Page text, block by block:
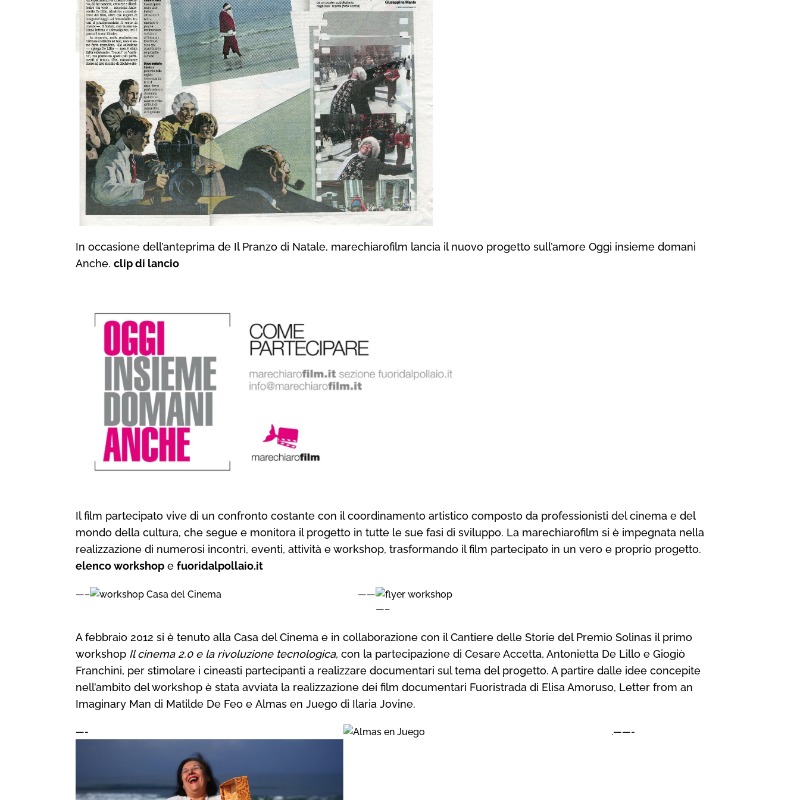
In occasione dell’anteprima de Il Pranzo di Natale, marechiarofilm lancia il nuovo progetto sull’amore Oggi insieme domani
Anche. clip di lancio
Il film partecipato vive di un confronto costante con il coordinamento artistico composto da professionisti del cinema e del
mondo della cultura, che segue e monitora il progetto in tutte le sue fasi di sviluppo. La marechiarofilm si è impegnata nella
realizzazione di numerosi incontri, eventi, attività e workshop, trasformando il film partecipato in un vero e proprio progetto.
elenco workshop e fuoridalpollaio.it
—–
——
—–
Afebbraio 2012 si è tenuto alla Casa del Cinema e in collaborazione con il Cantiere delle Storie del Premio Solinas il primo
workshop Il cinema 2.0 e la rivoluzione tecnologica, con la partecipazione di Cesare Accetta, Antonietta De Lillo e Giogiò
Franchini, per stimolare i cineasti partecipanti a realizzare documentari sul tema del progetto. A partire dalle idee concepite
nell’ambito del workshop è stata avviata la realizzazione dei film documentari Fuoristrada di Elisa Amoruso, Letter from an
Imaginary Man di Matilde De Feo e Almas en Juego di Ilaria Jovine.
—- .——-